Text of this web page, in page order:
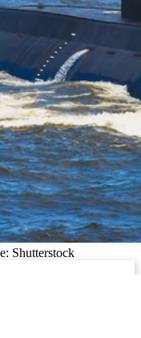
Shutterstock